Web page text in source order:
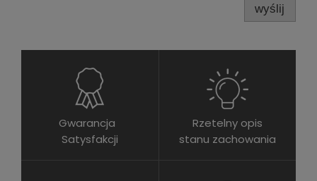
wyślij
Gwarancja
Satysfakcji
Rzetelny opis
stanu zachowania